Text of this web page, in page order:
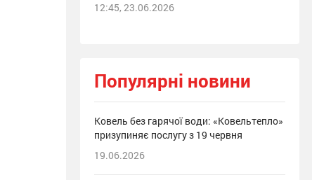
12:45, 23.06.2026
Популярні новини
Ковель без гарячої води: «Ковельтепло»
призупиняє послугу з 19 червня
19.06.2026